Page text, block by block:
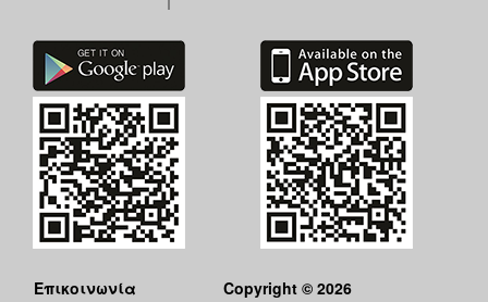
Επικοινωνία Copyright © 2026